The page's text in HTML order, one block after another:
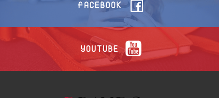
FACEBOOK
YOUTUBE